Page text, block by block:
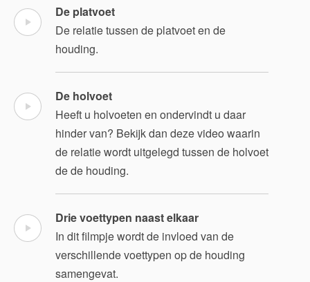
De platvoet
De relatie tussen de platvoet en de
houding.
De holvoet
Heeft u holvoeten en ondervindt u daar
hinder van? Bekijk dan deze video waarin
de relatie wordt uitgelegd tussen de holvoet
de de houding.
Drie voettypen naast elkaar
In dit filmpje wordt de invloed van de
verschillende voettypen op de houding
samengevat.